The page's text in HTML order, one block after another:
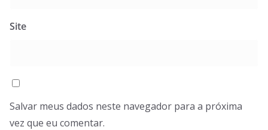
Site
Salvar meus dados neste navegador para a próxima
vez que eu comentar.